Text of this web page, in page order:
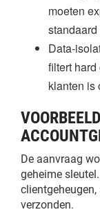
moeten
Data-
filtert
klanten is
De aanvraag
geheime
verzonden.